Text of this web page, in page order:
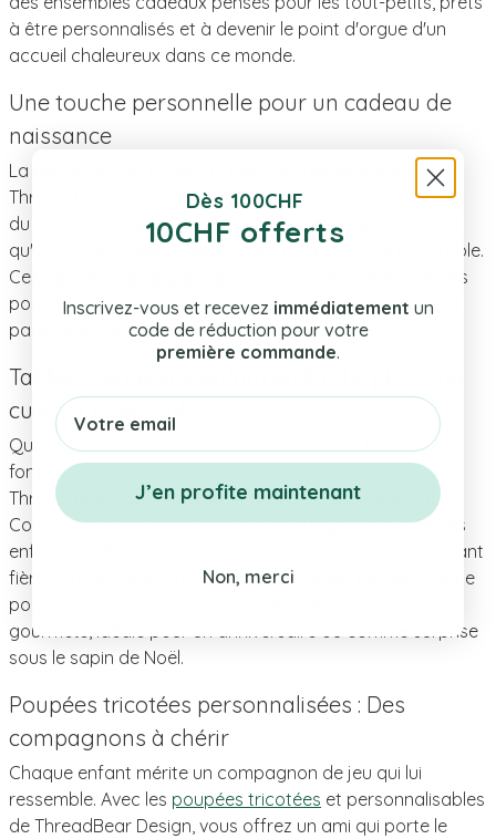
à être personnalisés et à devenir le point d'orgue d'un
accueil chaleureux dans ce monde.
Une touche personnelle pour un cadeau de
naissance
La personnalisation est au cœur de l'expérience
ThreadBear Design. En choisissant de broder le prénom
du nouveau-né surl'un de ces coffrets,vous offrez plus
qu'un simple cadeau : vous créez un lien unique et durable.
Ces
sont méticuleusement choisis
pour leur qualité et leur capacité à toucher le cœur des
parents et de leur enfant.
Tabliers de cuisine enfant en lin : Le plaisir de
cuisiner avec style
Quand il s'agit de fusionner l'amusement et la
fonctionnalité, les
ThreadBear Design s'avèrent être un choix impeccable.
Conçus en lin résistant et facile à nettoyer, ils invitent les
enfants à découvrir les joies de la cuisine tout en arborant
fièrement leur prénom. C'est l'idée cadeau par excellence
pour éveiller les papilles et la créativité des jeunes
gourmets, idéale pour un anniversaire ou comme surprise
sous le sapin de Noël.
Poupées tricotées personnalisées : Des
compagnons à chérir
Chaque enfant mérite un compagnon de jeu qui lui
ressemble. Avec les poupées tricotées et personnalisables
de ThreadBear Design, vous offrez un ami qui porte le
Dès 100CHF
10CHF offerts
Inscrivez-vous et recevez immédiatement un
code de réduction pour votre
première commande.
Email
J’en profite maintenant
Non, merci